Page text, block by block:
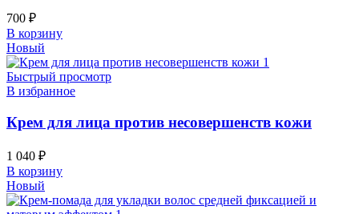
700 ₽
В корзину
Новый
Быстрый просмотр
В избранное
Крем для лица против несовершенств кожи
1 040 ₽
В корзину
Новый